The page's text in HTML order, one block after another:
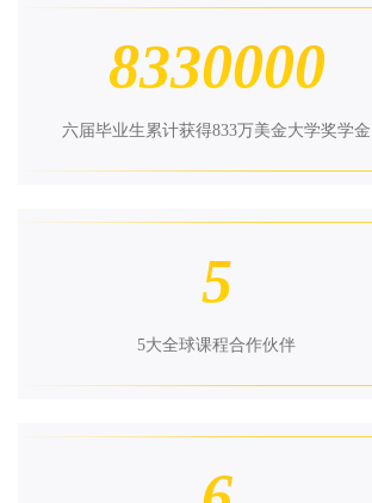
8330000
六届毕业生累计获得833万美金大学奖学金
5
5大全球课程合作伙伴